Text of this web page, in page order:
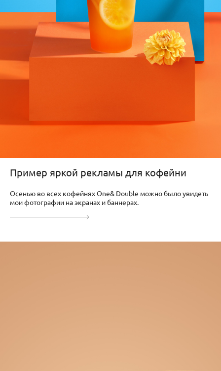
Пример яркой рекламы для кофейни
Осенью во всех кофейнях One& Double можно было увидеть
мои фотографии на экранах и баннерах.